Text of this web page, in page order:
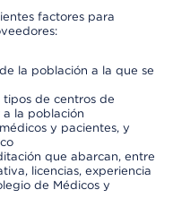
factores para
la población a la que se
de centros de
a la población
y pacientes, y
que abarcan, entre
licencias, experiencia
de Médicos y